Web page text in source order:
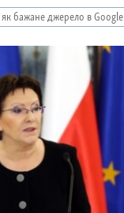
бажане джерело в Google